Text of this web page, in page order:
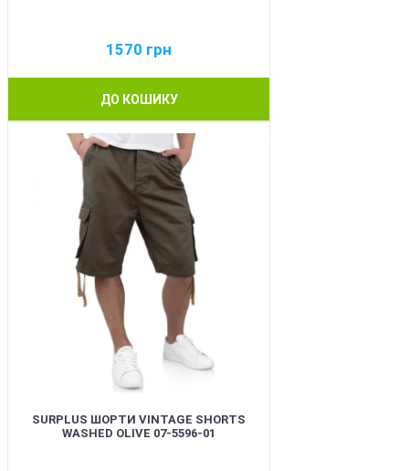
1570 грн
ДО КОШИКУ
SURPLUS ШОРТИ VINTAGE SHORTS
WASHED OLIVE 07-5596-01